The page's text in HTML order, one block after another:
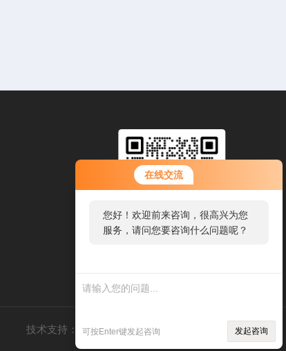
在线交流
您好！欢迎前来咨询，很高兴为您
服务，请问您要咨询什么问题呢？
可按Enter键发起咨询 发起咨询
技术支持： 制药网 管理登录